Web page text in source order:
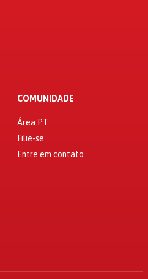
COMUNIDADE
Área PT
Filie-se
Entre em contato